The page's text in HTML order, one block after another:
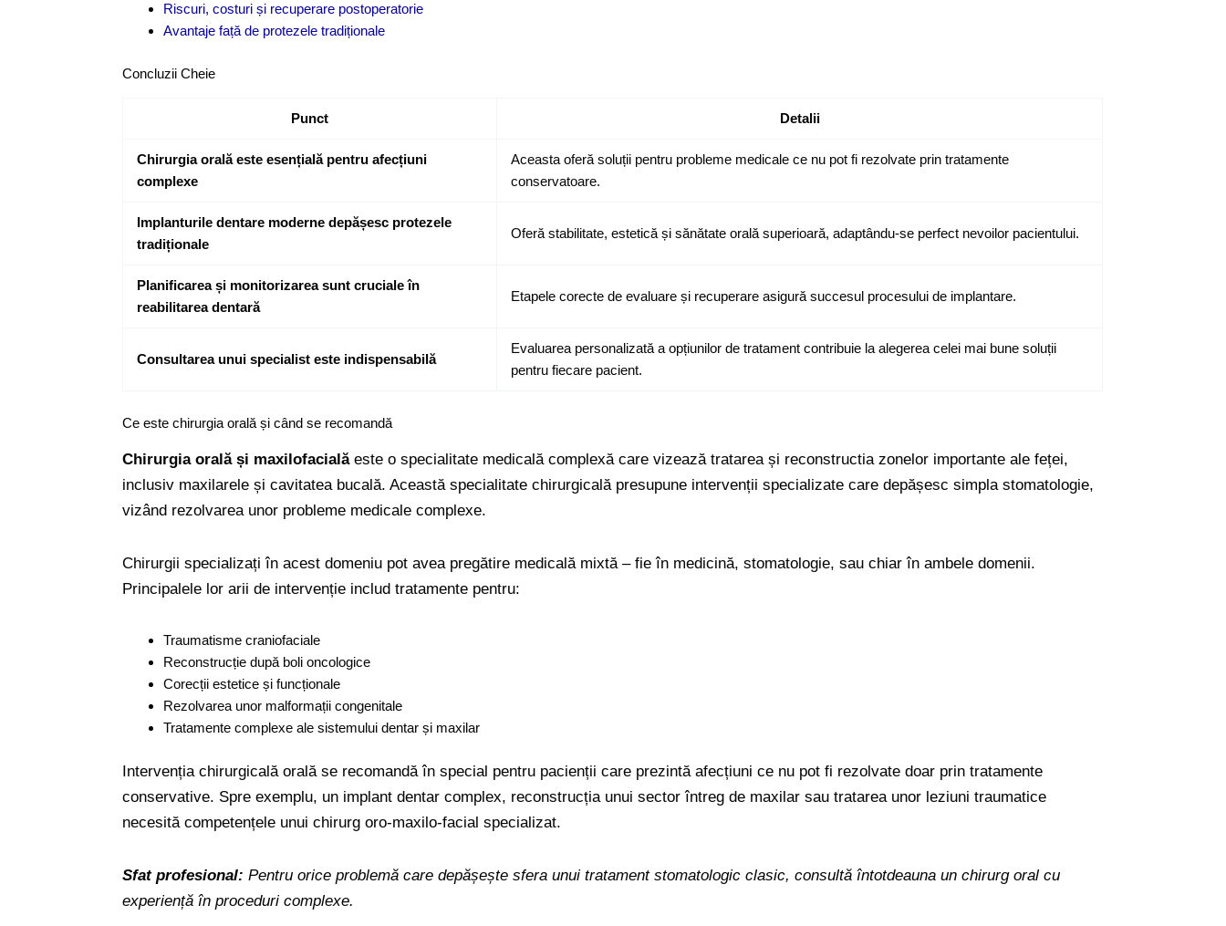
Riscuri, costuri și recuperare postoperatorie
Avantaje față de protezele tradiționale
Concluzii Cheie
Punct Detalii
Chirurgia orală este esențială pentru afecțiuni
complexe
Aceasta oferă soluții pentru probleme medicale ce nu pot fi rezolvate prin tratamente
conservatoare.
Implanturile dentare moderne depășesc protezele
tradiționale
Oferă stabilitate, estetică și sănătate orală superioară, adaptându-se perfect nevoilor pacientului.
Planificarea și monitorizarea sunt cruciale în
reabilitarea dentară
Etapele corecte de evaluare și recuperare asigură succesul procesului de implantare.
Consultarea unui specialist este indispensabilă
Evaluarea personalizată a opțiunilor de tratament contribuie la alegerea celei mai bune soluții
pentru fiecare pacient.
Ce este chirurgia orală și când se recomandă
Chirurgia orală și maxilofacialăeste o specialitate medicală complexă care vizează tratarea și reconstructia zonelor importante ale feței,
inclusiv maxilarele și cavitatea bucală. Această specialitate chirurgicală presupune intervenții specializate care depășesc simpla stomatologie,
vizând rezolvarea unor probleme medicale complexe.
Chirurgii specializați în acest domeniu pot avea pregătire medicală mixtă – fie în medicină, stomatologie, sau chiar în ambele domenii.
Principalele lor arii de intervenție includ tratamente pentru:
Traumatisme craniofaciale
Reconstrucție după boli oncologice
Corecții estetice și funcționale
Rezolvarea unor malformații congenitale
Tratamente complexe ale sistemului dentar și maxilar
Intervenția chirurgicală orală se recomandă în special pentru pacienții care prezintă afecțiuni ce nu pot fi rezolvate doar prin tratamente
conservative. Spre exemplu, un implant dentar complex, reconstrucția unui sector întreg de maxilar sau tratarea unor leziuni traumatice
necesită competențele unui chirurg oro-maxilo-facial specializat.
Sfat profesional: Pentru orice problemă care depășește sfera unui tratament stomatologic clasic, consultă întotdeauna un chirurg oral cu
experiență în proceduri complexe.